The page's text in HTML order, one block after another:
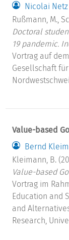
Nicolai Netz
Rußmann, M.,
Doctoral
19 pandemic.
Vortrag auf
Gesellschaft
Value-based
Bernd
Kleimann, B.
Value-based
Vortrag im
Education and
and
Research,